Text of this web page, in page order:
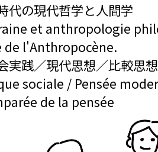
代の現代哲学と人間学
et anthropologie
de l'Anthropocène.
実践／現代思想／比較思
sociale / Pensée
de la pensée